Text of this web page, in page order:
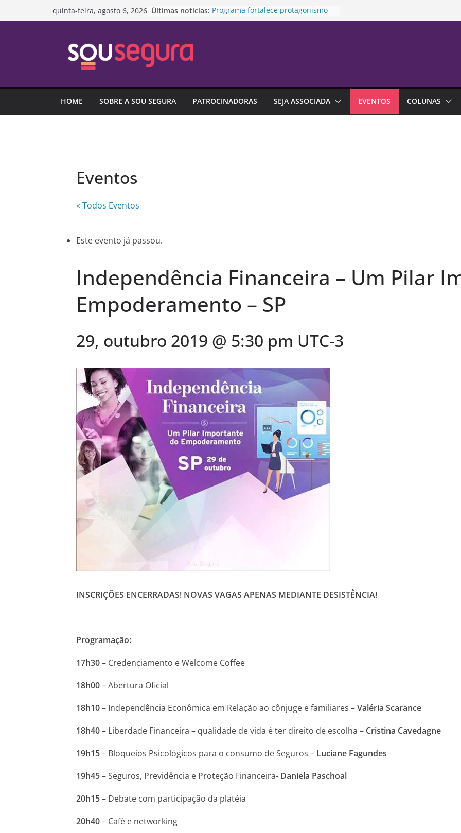
para
quinta-feira, agosto 6, 2026 Últimas notícias: Programa fortalece protagonismo
da rede de franquias
de conhecimento
Capitalização é alternativa de
HOME SOBRE A SOU SEGURA PATROCINADORAS SEJA ASSOCIADA EVENTOS COLUNAS
Eventos
« Todos Eventos
Este evento já passou.
Independência Financeira – Um Pilar
Empoderamento – SP
29, outubro 2019 @ 5:30 pm UTC-3
INSCRIÇÕES ENCERRADAS! NOVAS VAGAS APENAS MEDIANTE DESISTÊNCIA!
Programação:
17h30– Credenciamento e Welcome Coffee
18h00– Abertura Oficial
18h10– Independência Econômica em Relação ao cônjuge e familiares –Valéria Scarance
18h40– Liberdade Financeira – qualidade de vida é ter direito de escolha – Cristina Cavedagne
19h15– Bloqueios Psicológicos para o consumo de Seguros – Luciane Fagundes
19h45– Seguros, Previdência e Proteção Financeira- Daniela Paschoal
20h15– Debate com participação da platéia
20h40– Café e networking